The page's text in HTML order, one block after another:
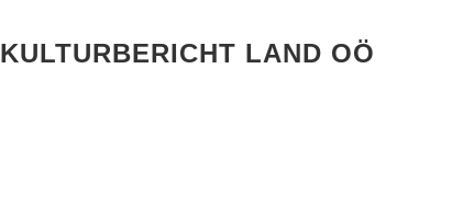
KULTURBERICHT LAND OÖ